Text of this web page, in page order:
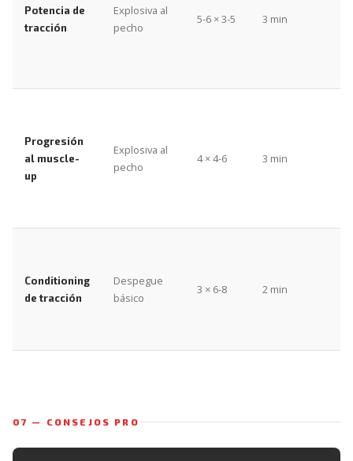
Potencia de
tracción
Explosiva al
pecho
5-6 × 3-5 3 min
Progresión
al muscle-
up
Explosiva al
pecho
4 × 4-6 3 min
Conditioning
de tracción
Despegue
básico
3 × 6-8 2 min
07 — CONSEJOS PRO